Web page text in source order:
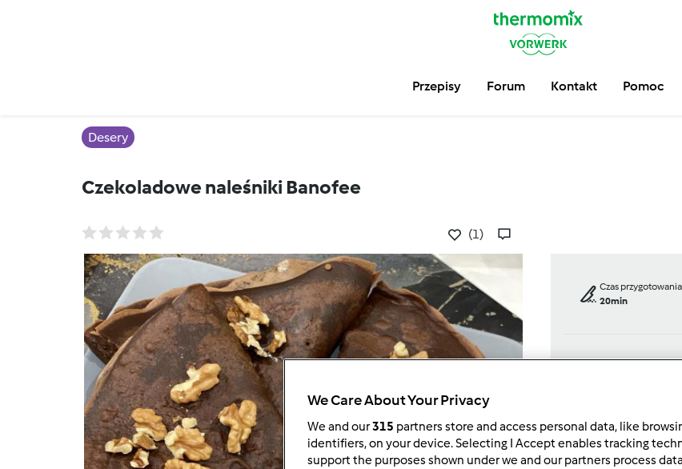
Przepisy Forum Kontakt Pomoc
Desery
Czekoladowe naleśniki Banofee
(1)
Czas przygotowania
20min
porcja/porcje/
12 porcja/porcje/
We Care About Your Privacy
We and our315 partners store and access personal data, like
identifiers, on your device. Selecting I Accept enables tracking
support the purposes shown under we and our partners process